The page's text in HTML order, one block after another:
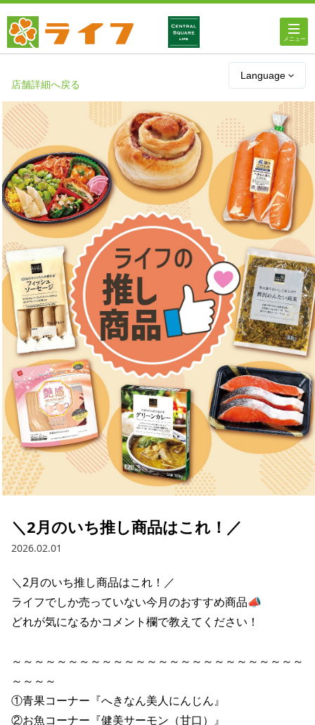
Language
店舗・チラシ情報
ライフのオンラインストア
ライフネットスーパー
企業情報
IR情報
採用情報
お問い合わせ
Contact us in English
店舗詳細へ戻る
＼2月のいち推し商品はこれ！／
2026.02.01
＼2月のいち推し商品はこれ！／
ライフでしか売っていない今月のおすすめ商品📣
どれが気になるかコメント欄で教えてください！
～～～～～～～～～～～～～～～～～～～～～～～～～～
～～～～
①青果コーナー『へきなん美人にんじん』
②お魚コーナー『健美サーモン（甘口）』